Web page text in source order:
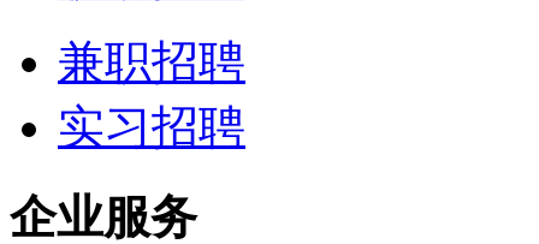
兼职招聘
实习招聘
企业服务